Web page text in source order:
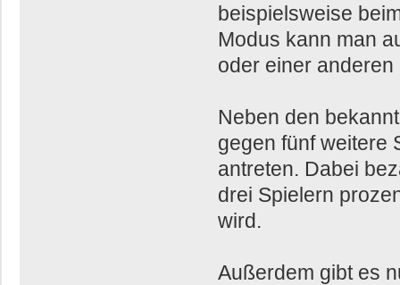
beispielsweise
Modus kann man
oder einer
Neben den
gegen fünf weitere
antreten. Dabei
drei Spielern
wird.
Außerdem gibt es